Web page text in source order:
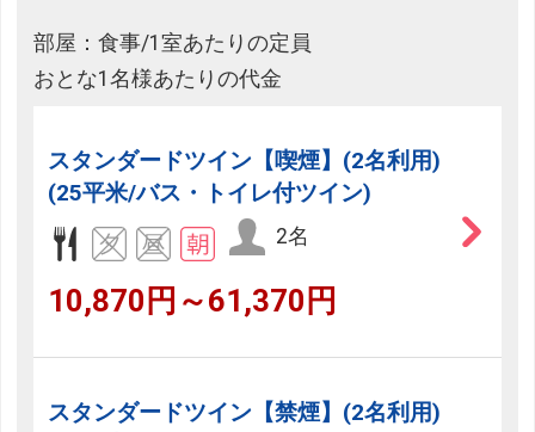
部屋：食事/1室あたりの定員
おとな1名様あたりの代金
スタンダードツイン【喫煙】(2名利用)
(25平米/バス・トイレ付ツイン)
2名
10,870円～61,370円
スタンダードツイン【禁煙】(2名利用)